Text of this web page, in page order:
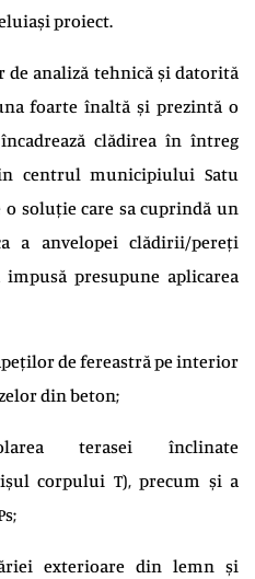
proiect.
analiză tehnică și datorită
foarte înaltă și prezintă o
clădirea în întreg
centrul municipiului Satu
o soluție care sa cuprindă un
a anvelopei clădirii/pereți
presupune aplicarea
de fereastră pe interior
din beton;
terasei înclinate
corpului T), precum și a
exterioare din lemn și